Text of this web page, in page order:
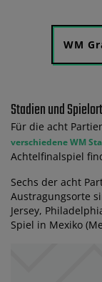
WM
Stadien und
Für die acht
verschiedene WM
Achtelfinalspiel
Sechs der acht
Austragungsorte
Jersey,
Spiel in Mexiko